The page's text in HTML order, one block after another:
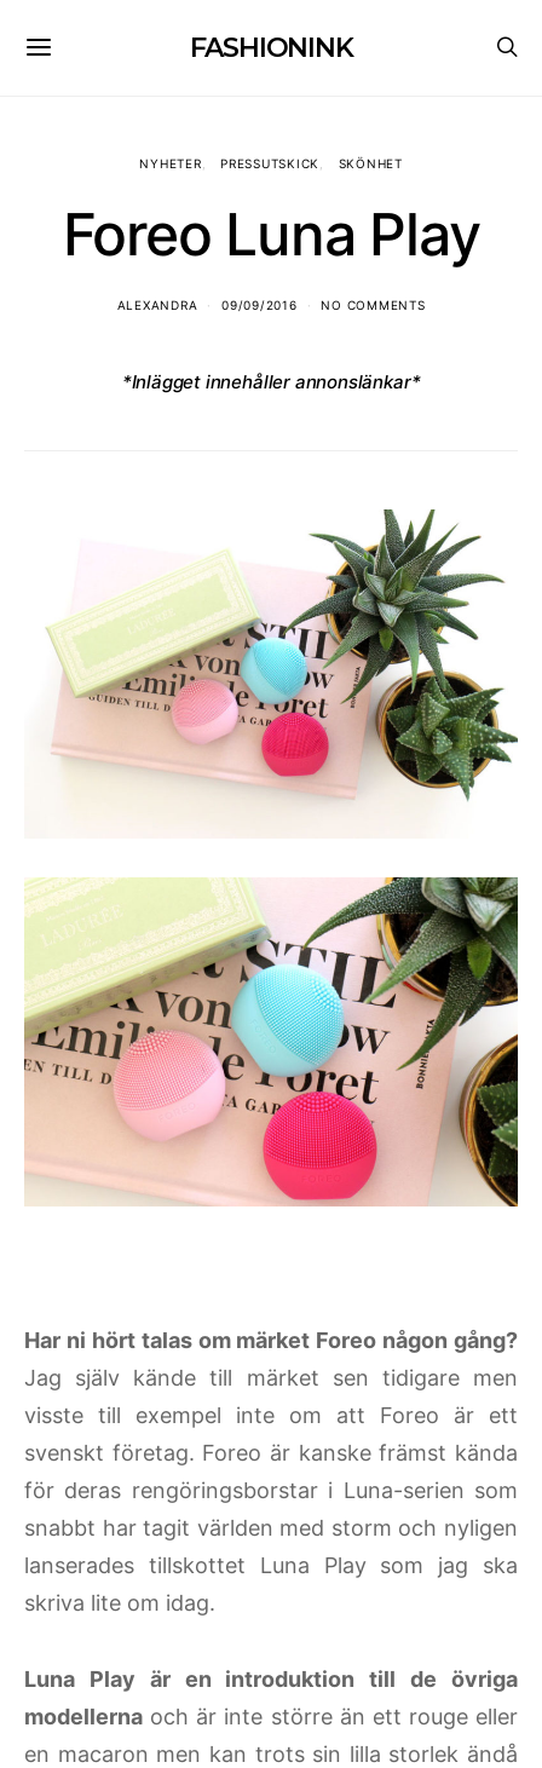
FASHIONINK
NYHETER PRESSUTSKICK SKÖNHET
Foreo Luna Play
ALEXANDRA 09/09/2016 NO COMMENTS
*Inlägget innehåller annonslänkar*
Har ni hört talas om märket Foreo någon gång?
Jag själv kände till märket sen tidigare men
visste till exempel inte om att Foreo är ett
svenskt företag. Foreo är kanske främst kända
för deras rengöringsborstar i Luna-serien som
snabbt har tagit världen med storm och nyligen
lanserades tillskottet Luna Play som jag ska
skriva lite om idag.
Luna Play är en introduktion till de övriga
modellerna och är inte större än ett rouge eller
en macaron men kan trots sin lilla storlek ändå